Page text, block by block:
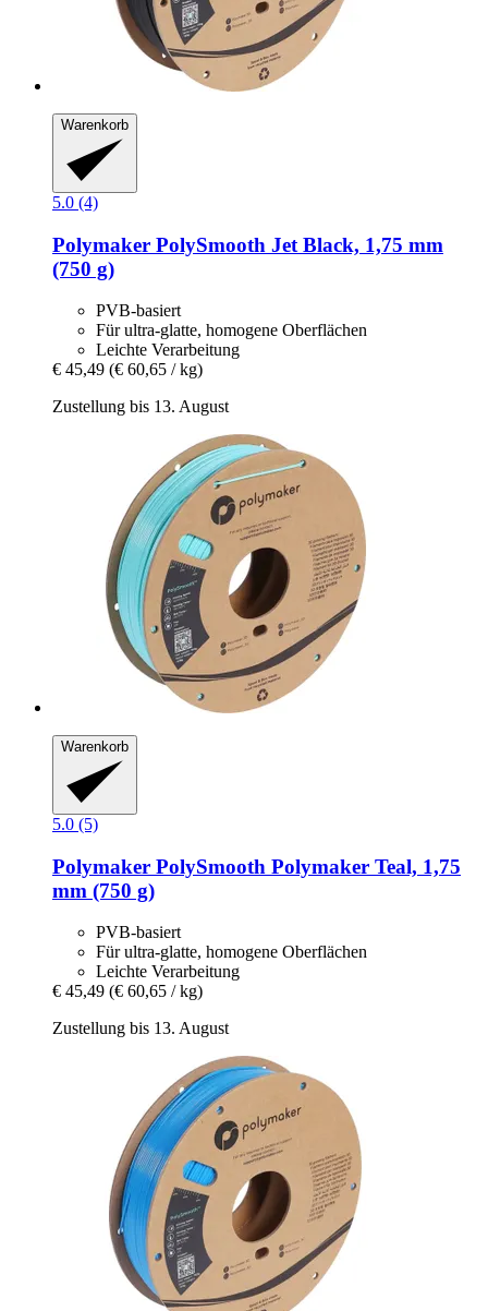
Warenkorb
5.0 (4)
Polymaker PolySmooth Jet Black, 1,75 mm
(750 g)
PVB-basiert
Für ultra-glatte, homogene Oberflächen
Leichte Verarbeitung
€ 45,49 (€ 60,65 / kg)
Zustellung bis 13. August
Warenkorb
5.0 (5)
Polymaker PolySmooth Polymaker Teal, 1,75
mm (750 g)
PVB-basiert
Für ultra-glatte, homogene Oberflächen
Leichte Verarbeitung
€ 45,49 (€ 60,65 / kg)
Zustellung bis 13. August